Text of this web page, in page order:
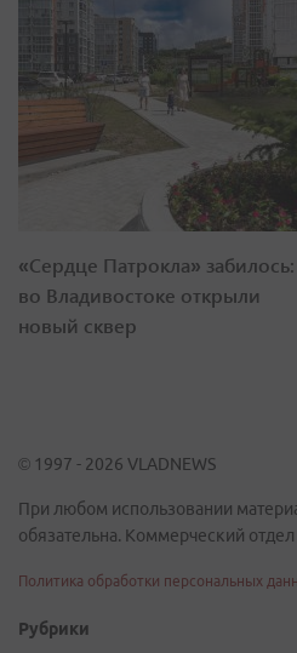
«Сердце Патрокла» забилось:
во Владивостоке открыли
новый сквер
© 1997 - 2026 VLADNEWS
При любом использовании
обязательна. Коммерческий
Политика обработки персональных
Рубрики